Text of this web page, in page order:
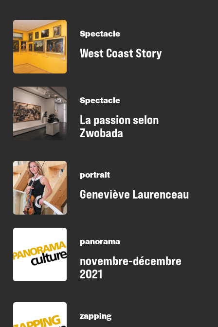
Spectacle
West Coast Story
Spectacle
La passion selon
Zwobada
portrait
Geneviève Laurenceau
panorama
novembre-décembre
2021
zapping